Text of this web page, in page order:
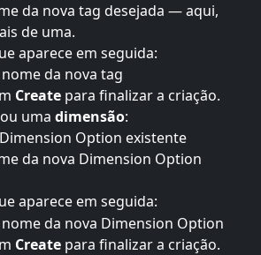
da nova tag desejada — aqui,
de uma.
aparece em seguida:
nome da nova tag
Create para finalizar a criação.
uma dimensão:
Option existente
da nova Dimension Option
aparece em seguida:
nome da nova Dimension Option
Create para finalizar a criação.